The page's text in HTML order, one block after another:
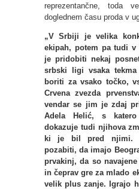
reprezentančne, toda
doglednem času proda v
„V Srbiji je velika
ekipah, potem pa tudi
je pridobiti nekaj
srbski ligi vsaka
boriti za vsako točko,
Crvena zvezda
vendar se jim je zdaj
Adela Helić, s
dokazuje tudi njihova
ki je bil pred njimi.
pozabiti, da imajo
prvakinj, da so
in čeprav gre za mlado
velik plus zanje. Igrajo